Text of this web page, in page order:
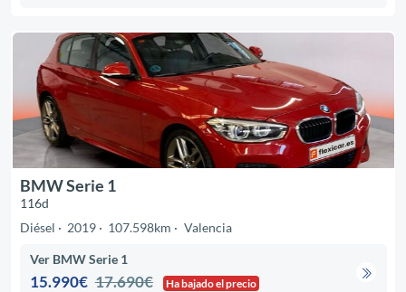
BMW Serie 1
116d
Diésel
2019 107.598km Valencia
Ver BMW Serie 1
15.990€ 17.690€ Ha bajado el precio